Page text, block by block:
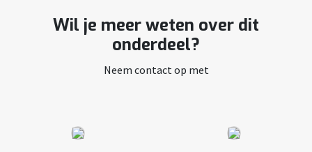
Wil je meer weten over dit
onderdeel?
Neem contact op met